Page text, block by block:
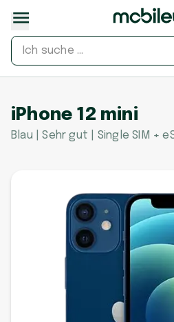
iPhone 12 mini
Blau | Sehr gut | Single SIM +